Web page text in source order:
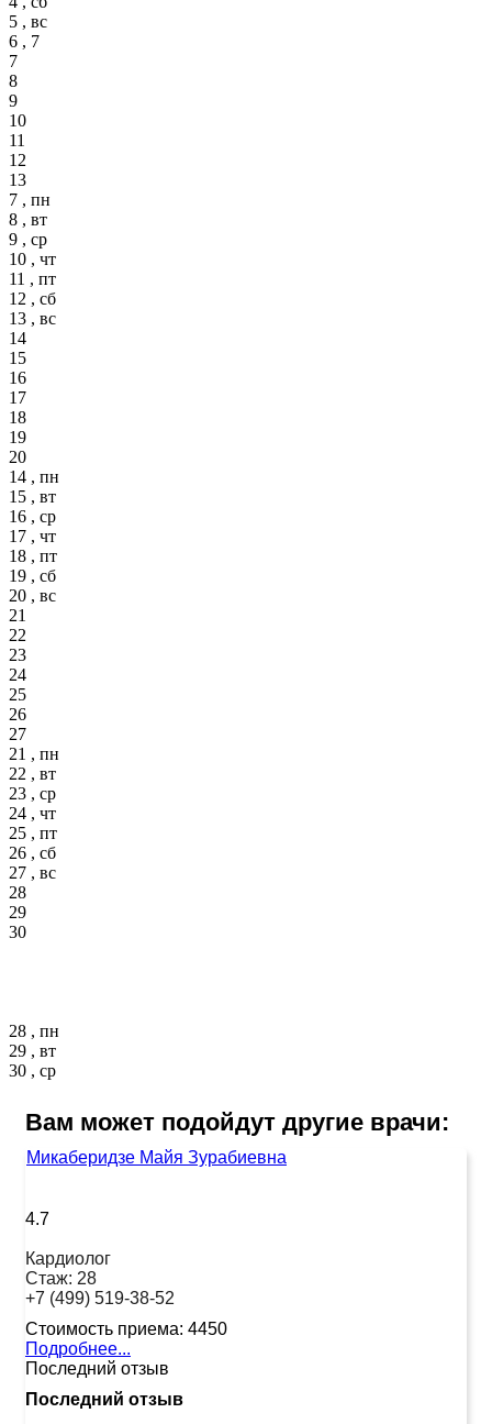
5 , вс
6 , 7
7
8
9
10
11
12
13
7 , пн
8 , вт
9 , ср
10 , чт
11 , пт
12 , сб
13 , вс
14
15
16
17
18
19
20
14 , пн
15 , вт
16 , ср
17 , чт
18 , пт
19 , сб
20 , вс
21
22
23
24
25
26
27
21 , пн
22 , вт
23 , ср
24 , чт
25 , пт
26 , сб
27 , вс
28
29
30
28 , пн
29 , вт
30 , ср
Вам может подойдут другие врачи:
Микаберидзе Майя Зурабиевна
4.7
Кардиолог
Стаж: 28
+7 (499) 519-38-52
Стоимость приема: 4450
Подробнее...
Последний отзыв
Последний отзыв